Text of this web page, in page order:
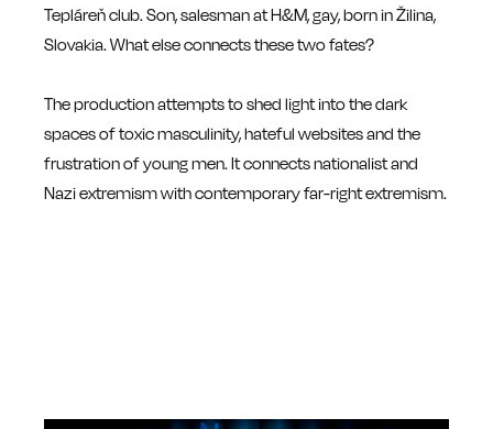
Tepláreň club. Son, salesman at H&M, gay, born in Žilina,
Slovakia. What else connects these two fates?
The production attempts to shed light into the dark
spaces of toxic masculinity, hateful websites and the
frustration of young men. It connects nationalist and
Nazi extremism with contemporary far-right extremism.